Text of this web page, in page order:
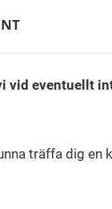
vid eventuellt
träffa dig en